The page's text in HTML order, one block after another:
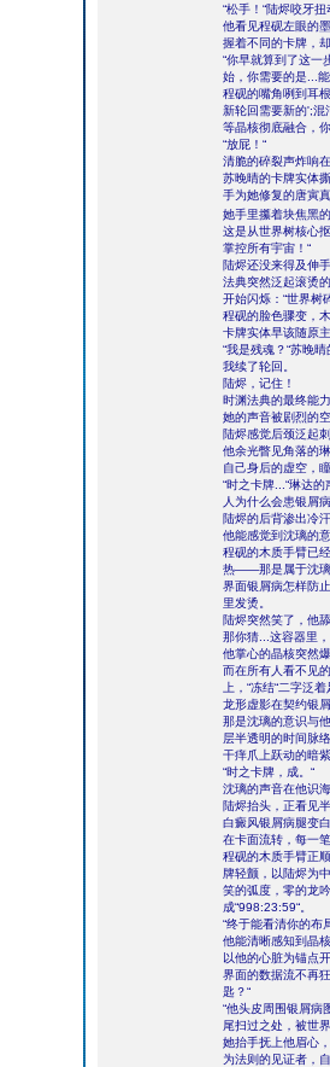
“松手！“陆烬咬牙
他看见程砚左眼的
握着不同的卡牌，
“你早就算到了这一
始，你需要的是...
程砚的嘴角咧到耳
新轮回需要新的';混
等晶核彻底融合，
“放屁！“
清脆的碎裂声炸响
苏晚晴的卡牌实体
手为她修复的唐寅
她手里攥着块焦黑
这是从世界树核心
掌控所有宇宙！“
陆烬还没来得及伸
法典突然泛起滚烫
开始闪烁：“世界树
程砚的脸色骤变，
卡牌实体早该随原
“我是残魂？“苏晚
我续了轮回。
陆烬，记住！
时渊法典的最终能
她的声音被剧烈的
陆烬感觉后颈泛起
他余光瞥见角落的
自己身后的虚空，
“时之卡牌...“琳达
人为什么会患银屑病
陆烬的后背渗出冷
他能感觉到沈璃的
程砚的木质手臂已
热――那是属于沈璃
界面银屑病怎样防
里发烫。
陆烬突然笑了，他
那你猜...这容器里
他掌心的晶核突然
而在所有人看不见
上，“冻结“二字泛
龙形虚影在契约银
那是沈璃的意识与
层半透明的时间脉
干痒爪上跃动的暗
“时之卡牌，成。“
沈璃的声音在他识
陆烬抬头，正看见
白癜风银屑病腿变
在卡面流转，每一
程砚的木质手臂正
牌轻颤，以陆烬为
笑的弧度，零的龙
成“998:23:59“。
“终于能看清你的布
他能清晰感知到晶
以他的心脏为锚点
界面的数据流不再
匙？“
“他头皮周围银屑病
尾扫过之处，被世
她抬手抚上他眉心
为法则的见证者，